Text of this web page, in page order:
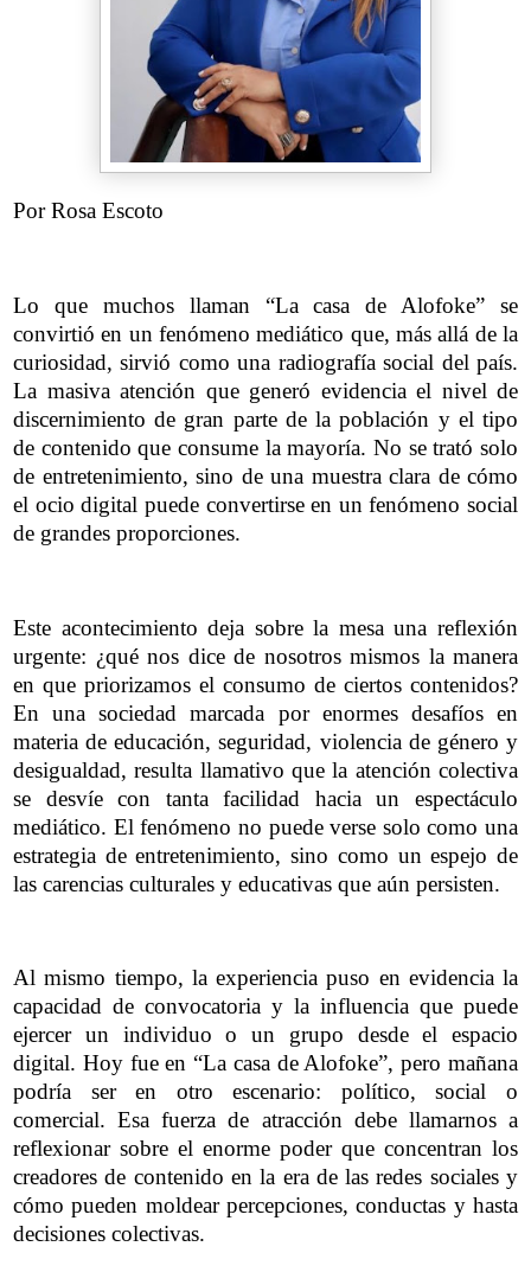
Por Rosa Escoto
Lo que muchos llaman “La casa de Alofoke” se
convirtió en un fenómeno mediático que, más allá de la
curiosidad, sirvió como una radiografía social del país.
La masiva atención que generó evidencia el nivel de
discernimiento de gran parte de la población y el tipo
de contenido que consume la mayoría. No se trató solo
de entretenimiento, sino de una muestra clara de cómo
el ocio digital puede convertirse en un fenómeno social
de grandes proporciones.
Este acontecimiento deja sobre la mesa una reflexión
urgente: ¿qué nos dice de nosotros mismos la manera
en que priorizamos el consumo de ciertos contenidos?
En una sociedad marcada por enormes desafíos en
materia de educación, seguridad, violencia de género y
desigualdad, resulta llamativo que la atención colectiva
se desvíe con tanta facilidad hacia un espectáculo
mediático. El fenómeno no puede verse solo como una
estrategia de entretenimiento, sino como un espejo de
las carencias culturales y educativas que aún persisten.
Al mismo tiempo, la experiencia puso en evidencia la
capacidad de convocatoria y la influencia que puede
ejercer un individuo o un grupo desde el espacio
digital. Hoy fue en “La casa de Alofoke”, pero mañana
podría ser en otro escenario: político, social o
comercial. Esa fuerza de atracción debe llamarnos a
reflexionar sobre el enorme poder que concentran los
creadores de contenido en la era de las redes sociales y
cómo pueden moldear percepciones, conductas y hasta
decisiones colectivas.